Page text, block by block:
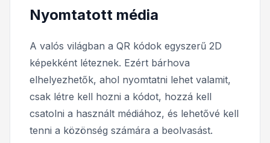
Nyomtatott média
A valós világban a QR kódok egyszerű 2D
képekként léteznek. Ezért bárhova
elhelyezhetők, ahol nyomtatni lehet valamit,
csak létre kell hozni a kódot, hozzá kell
csatolni a használt médiához, és lehetővé kell
tenni a közönség számára a beolvasást.